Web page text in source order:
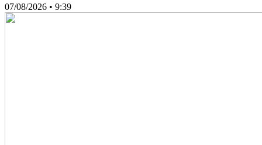
07/08/2026 • 9:39